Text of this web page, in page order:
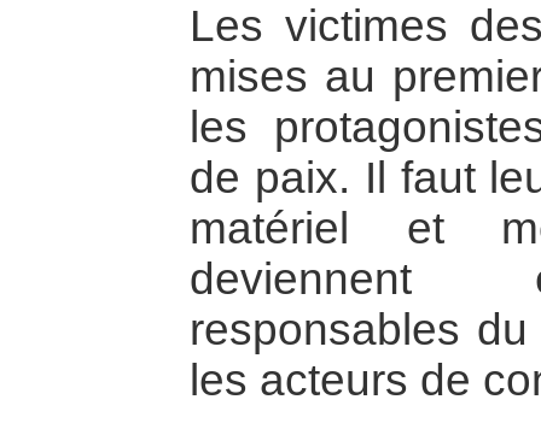
Les victimes
mises au
les
de paix. Il faut
matériel et
deviennent
responsables
les acteurs de